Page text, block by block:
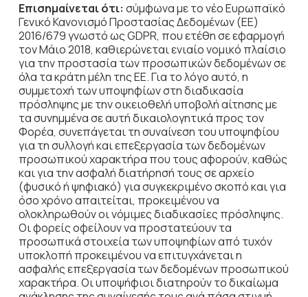
Επισημαίνεται ότι: σύμφωνα με το νέο Ευρωπαϊκό
Γενικό Κανονισμό Προστασίας Δεδομένων (ΕΕ)
2016/679 γνωστό ως GDPR, που ετέθη σε εφαρμογή
τον Μάιο 2018, καθιερώνεται ενιαίο νομικό πλαίσιο
για την προστασία των προσωπικών δεδομένων σε
όλα τα κράτη μέλη της ΕΕ. Για το λόγο αυτό, η
συμμετοχή των υποψηφίων στη διαδικασία
πρόσληψης με την οικειοθελή υποβολή αίτησης με
τα συνημμένα σε αυτή δικαιολογητικά προς τον
Φορέα, συνεπάγεται τη συναίνεση του υποψηφίου
για τη συλλογή και επεξεργασία των δεδομένων
προσωπικού χαρακτήρα που τους αφορούν, καθώς
και για την ασφαλή διατήρησή τους σε αρχείο
(φυσικό ή ψηφιακό) για συγκεκριμένο σκοπό και για
όσο χρόνο απαιτείται, προκειμένου να
ολοκληρωθούν οι νόμιμες διαδικασίες πρόσληψης.
Οι φορείς οφείλουν να προστατεύουν τα
προσωπικά στοιχεία των υποψηφίων από τυχόν
υποκλοπή προκειμένου να επιτυγχάνεται η
ασφαλής επεξεργασία των δεδομένων προσωπικού
χαρακτήρα. Οι υποψήφιοι διατηρούν το δικαίωμα